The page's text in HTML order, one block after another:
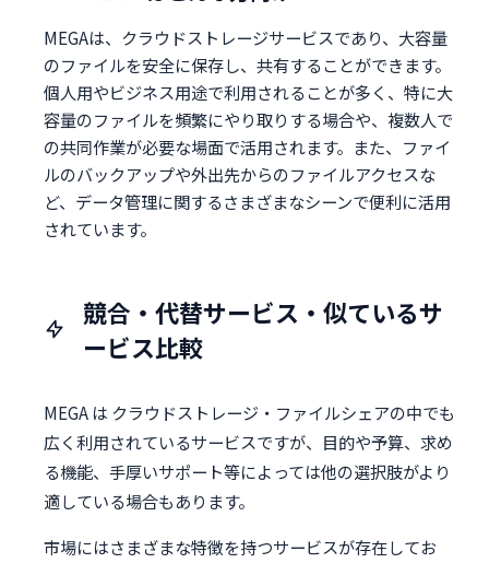
MEGAは、クラウドストレージサービスであり、大容量
のファイルを安全に保存し、共有することができます。
個人用やビジネス用途で利用されることが多く、特に大
容量のファイルを頻繁にやり取りする場合や、複数人で
の共同作業が必要な場面で活用されます。また、ファイ
ルのバックアップや外出先からのファイルアクセスな
ど、データ管理に関するさまざまなシーンで便利に活用
されています。
競合・代替サービス・似ているサ
ービス比較
MEGA は クラウドストレージ・ファイルシェアの中でも
広く利用されているサービスですが、目的や予算、求め
る機能、手厚いサポート等によっては他の選択肢がより
適している場合もあります。
市場にはさまざまな特徴を持つサービスが存在してお